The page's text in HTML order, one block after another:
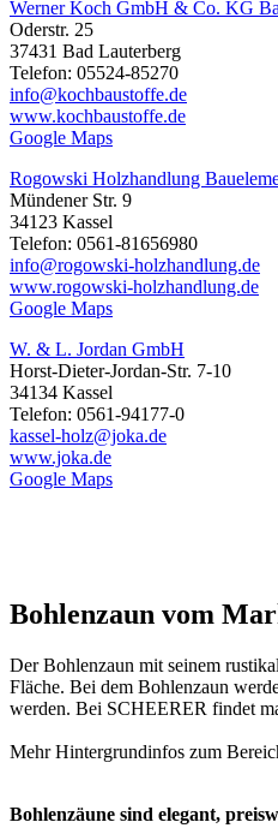
Werner Koch GmbH & Co. KG
Oderstr. 25
37431 Bad Lauterberg
Telefon: 05524-85270
info@kochbaustoffe.de
www.kochbaustoffe.de
Google Maps
Rogowski Holzhandlung
Mündener Str. 9
34123 Kassel
Telefon: 0561-81656980
info@rogowski-holzhandlung.de
www.rogowski-holzhandlung.de
Google Maps
W. & L. Jordan GmbH
Horst-Dieter-Jordan-Str. 7-10
34134 Kassel
Telefon: 0561-94177-0
kassel-holz@joka.de
www.joka.de
Google Maps
Bohlenzaun vom
Der Bohlenzaun mit seinem
Fläche. Bei dem Bohlenzaun
werden. Bei SCHEERER findet
Mehr Hintergrundinfos zum
Bohlenzäune sind elegant,